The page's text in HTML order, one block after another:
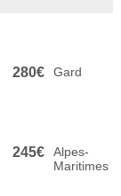
280€ Gard
245€
Alpes-
Maritimes